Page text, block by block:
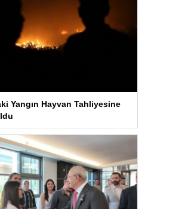
Yangın Hayvan Tahliyesine